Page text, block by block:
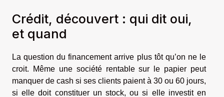
Crédit, découvert : qui dit oui,
et quand
La question du financement arrive plus tôt qu’on ne le
croit. Même une société rentable sur le papier peut
manquer de cash si ses clients paient à 30 ou 60 jours,
si elle doit constituer un stock, ou si elle investit en